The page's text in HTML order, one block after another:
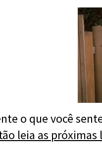
o que você
leia as próximas